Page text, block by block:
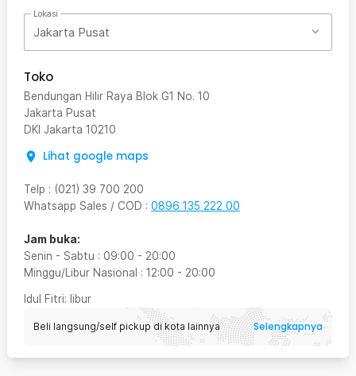
Lokasi
Jakarta Pusat
Toko
Bendungan Hilir Raya Blok G1 No. 10
Jakarta Pusat
DKI Jakarta 10210
Lihat google maps
Telp : (021) 39 700 200
Whatsapp Sales / COD : 0896 135 222 00
Jam buka:
Senin - Sabtu : 09:00 - 20:00
Minggu/Libur Nasional : 12:00 - 20:00
Idul Fitri: libur
Beli langsung/self pickup di kota lainnya Selengkapnya